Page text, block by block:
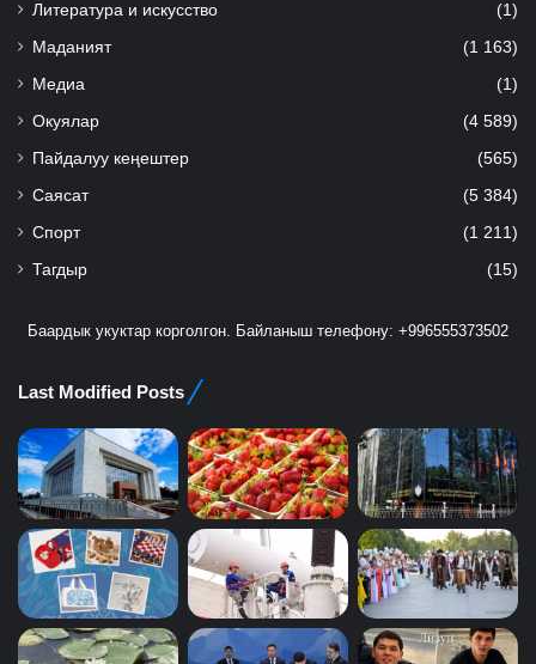
Литература и искусство (1)
Маданият (1 163)
Медиа (1)
Окуялар (4 589)
Пайдалуу кеңештер (565)
Саясат (5 384)
Спорт (1 211)
Тагдыр (15)
Баардык укуктар корголгон. Байланыш телефону: +996555373502
Last Modified Posts